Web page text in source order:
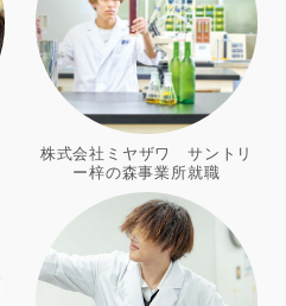
株式会社ミヤザワ サントリ
ー梓の森事業所就職